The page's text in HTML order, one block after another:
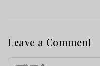
Leave a Comment